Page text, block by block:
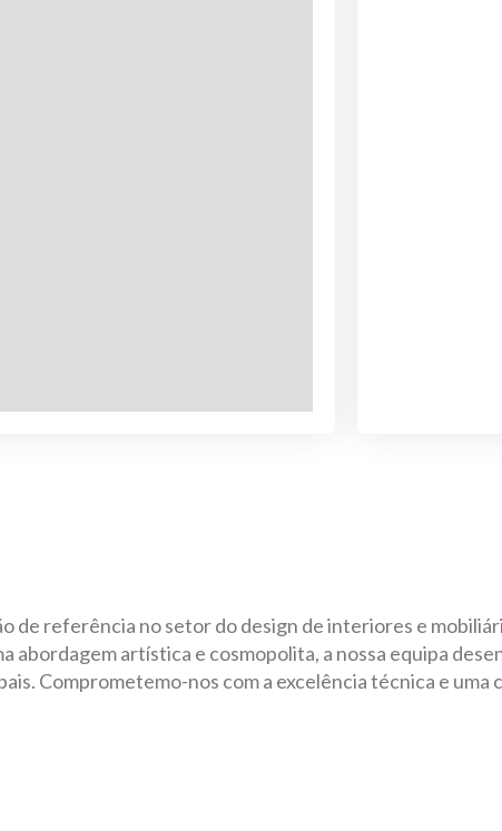
referência no setor do design de interiores e
abordagem artística e cosmopolita, a nossa equipa
Comprometemo-nos com a excelência técnica e